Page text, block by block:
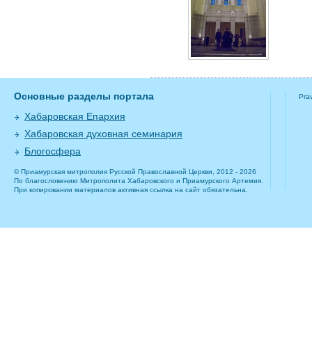
Основные разделы портала
Хабаровская Епархия
Хабаровская духовная семинария
Блогосфера
© Приамурская митрополия Русской Православной Церкви, 2012 - 2026
По благословению Митрополита Хабаровского и Приамурского Артемия.
При копировании материалов активная ссылка на сайт обязательна.